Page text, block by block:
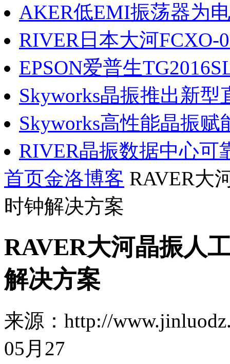
AKER低EMI振荡器为
RIVER日本大河FCXO-
EPSON爱普生
Skyworks晶振推出新型
Skyworks高性能晶振赋
RIVER晶振数据中心可
首页金洛博客 RAVER大
时钟解决方案
RAVER大河晶振人
解决方案
来源：http://
05月27